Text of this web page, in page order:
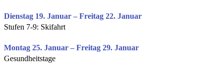
Dienstag 19. Januar – Freitag 22. Januar
Stufen 7-9: Skifahrt
Montag 25. Januar – Freitag 29. Januar
Gesundheitstage